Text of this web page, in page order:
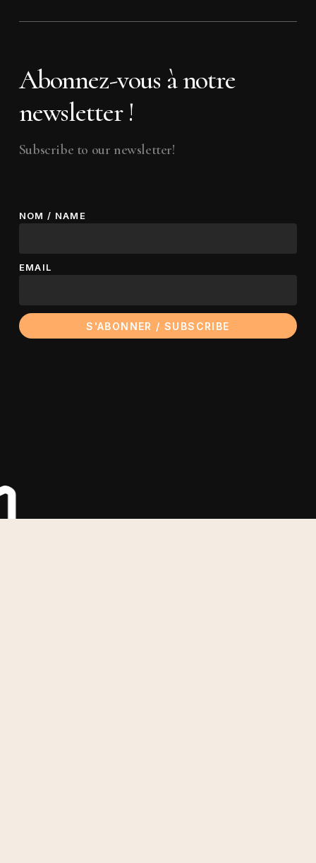
Abonnez-vous à notre
newsletter !
Subscribe to our newsletter!
NOM / NAME
EMAIL